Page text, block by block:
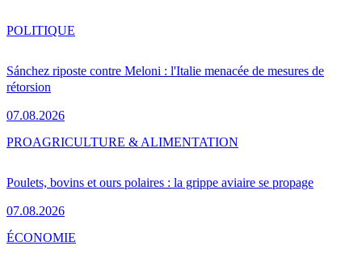
Sánchez riposte contre Meloni : l'Italie menacée de mesures de
rétorsion
07.08.2026
POLITIQUE
Poulets, bovins et ours polaires : la grippe aviaire se propage
07.08.2026
PROAGRICULTURE & ALIMENTATION
ÉCONOMIE